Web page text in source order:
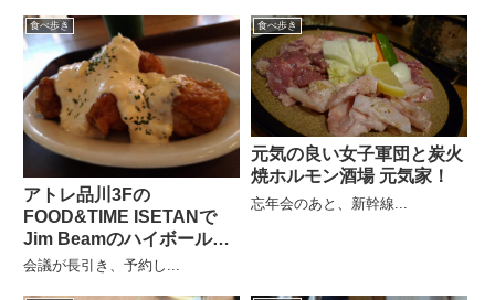
食べ歩き
アトレ品川3Fの
FOOD&TIME ISETANで
Jim Beamのハイボールに
チキン南蛮
会議が長引き、予約し...
食べ歩き
元気の良い女子軍団と炭火
焼ホルモン酒場 元気家！
忘年会のあと、新幹線...